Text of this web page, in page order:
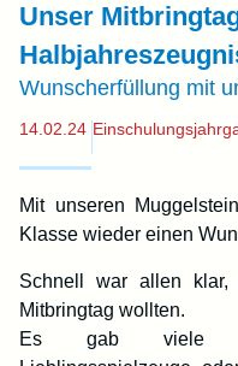
Unser
Wunscherfüllung mit
14.02.24
Mit unseren
Klasse wieder einen
Schnell war allen
Mitbringtag wollten.
Es gab viele